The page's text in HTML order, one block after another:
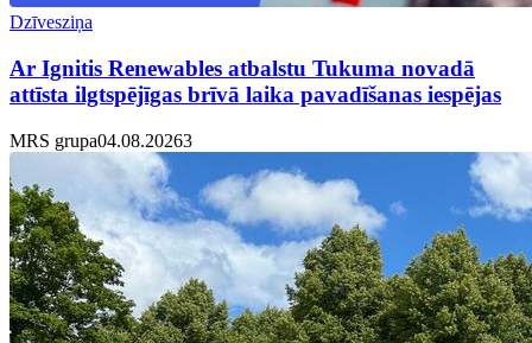
Dzīvesziņa
Ar Ignitis Renewables atbalstu Tukuma novadā
attīsta ilgtspējīgas brīvā laika pavadīšanas iespējas
MRS grupa04.08.20263